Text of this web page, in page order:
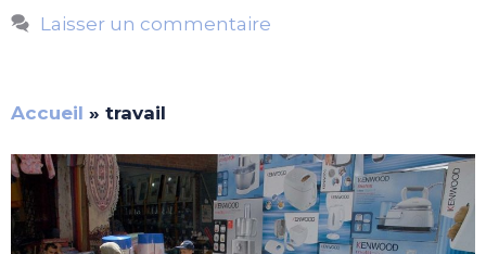
Laisser un commentaire
Accueil » travail